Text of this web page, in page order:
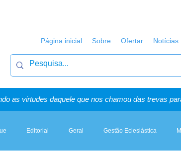
Página inicial Sobre Ofertar Notícias
as virtudes daquele que nos chamou das trevas
Editorial Geral Gestão Eclesiástica